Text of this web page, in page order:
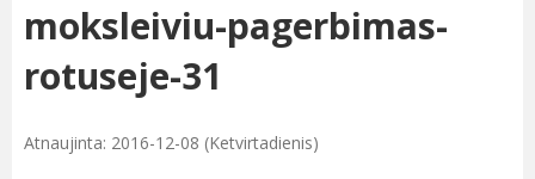
moksleiviu-pagerbimas-
rotuseje-31
Atnaujinta: 2016-12-08 (Ketvirtadienis)